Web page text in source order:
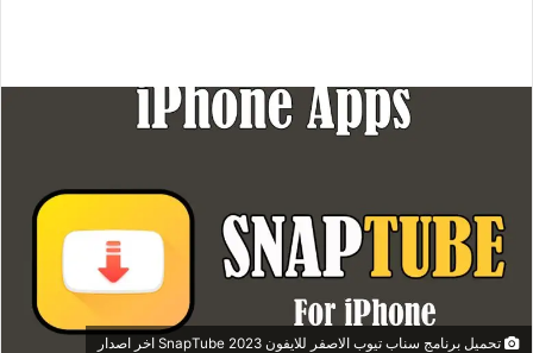
تحميل برنامج سناب تيوب الاصفر للايفون SnapTube 2023 اخر اصدار